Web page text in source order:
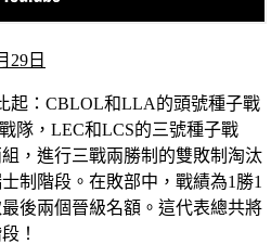
29日
起：CBLOL和LLA的頭號種子戰
隊，LEC和LCS的三號種子戰
，進行三戰兩勝制的雙敗制淘汰
制階段。在敗部中，戰績為1勝1
後兩個晉級名額。這代表總共將
！